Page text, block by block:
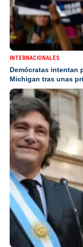
INTERNACIONALES
Demócratas intentan
Michigan tras unas